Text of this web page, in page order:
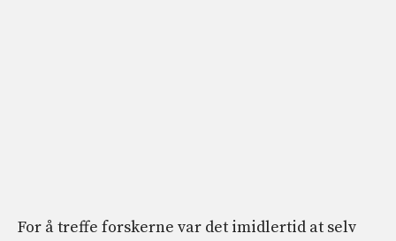
For å treffe forskerne var det imidlertid at selv